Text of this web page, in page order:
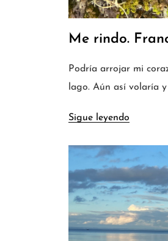
Me rindo.
Podría arrojar mi
lago. Aún así volaría
Sigue leyendo